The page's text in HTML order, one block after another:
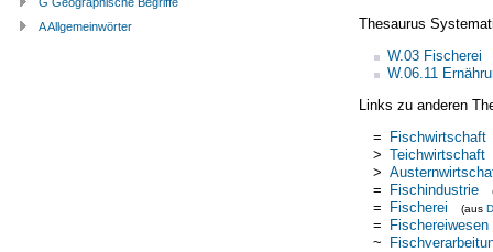
Thesaurus
W.03 Fischerei
W.06.11
Links zu anderen
= Fischwirtschaft
> Teichwirtschaft
>
= Fischindustrie
= Fischerei (aus
= Fischereiwesen
~
A Allgemeinwörter